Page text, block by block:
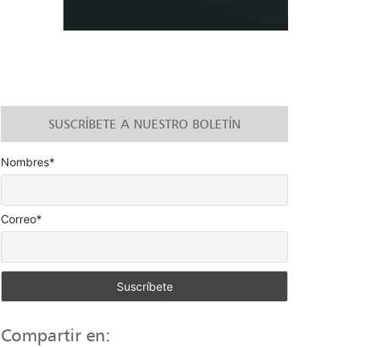
SUSCRÍBETE A NUESTRO BOLETÍN
Nombres*
Correo*
Compartir en: